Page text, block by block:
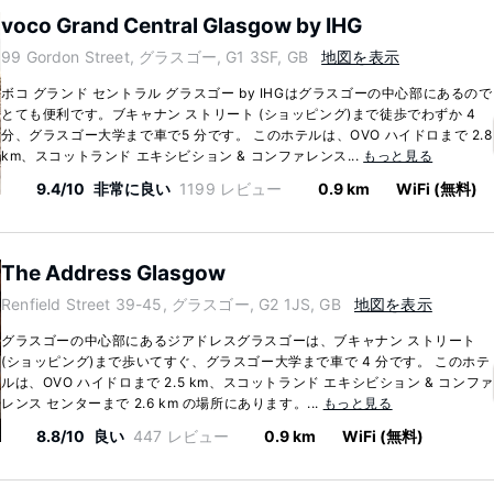
voco Grand Central Glasgow by IHG
99 Gordon Street, グラスゴー, G1 3SF, GB 地図を表示
ボコ グランド セントラル グラスゴー by IHGはグラスゴーの中心部にあるので
とても便利です。ブキャナン ストリート (ショッピング)まで徒歩でわずか 4
分、グラスゴー大学まで車で5 分です。 このホテルは、OVO ハイドロまで 2.8
km、スコットランド エキシビション & コンファレンス... もっと見る
9.4/10 非常に良い 1199 レビュー 0.9 km WiFi (無料)
The Address Glasgow
Renfield Street 39-45, グラスゴー, G2 1JS, GB 地図を表示
グラスゴーの中心部にあるジアドレスグラスゴーは、ブキャナン ストリート
(ショッピング)まで歩いてすぐ、グラスゴー大学まで車で 4 分です。 このホテ
ルは、OVO ハイドロまで 2.5 km、スコットランド エキシビション & コンファ
レンス センターまで 2.6 km の場所にあります。... もっと見る
8.8/10 良い 447 レビュー 0.9 km WiFi (無料)